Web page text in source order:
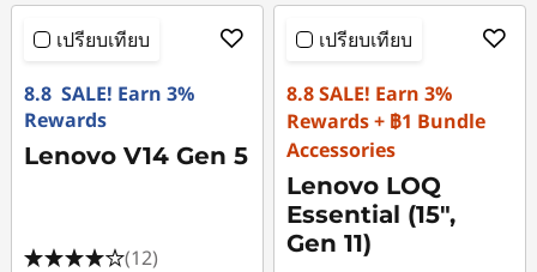
เปรียบเทียบ
8.8 SALE! Earn 3%
Rewards
Lenovo V14 Gen 5
(12)
เปรียบเทียบ
8.8 SALE! Earn 3%
Rewards + ฿1 Bundle
Accessories
Lenovo LOQ
Essential (15",
Gen 11)